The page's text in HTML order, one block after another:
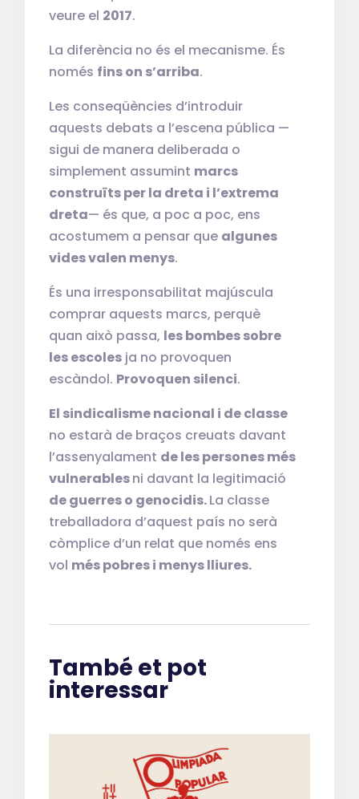
veure el 2017.
La diferència no és el mecanisme. És
només fins on s’arriba.
Les conseqüències d’introduir
aquests debats a l’escena pública —
sigui de manera deliberada o
simplement assumint marcs
construïts per la dreta i l’extrema
dreta— és que, a poc a poc, ens
acostumem a pensar que algunes
vides valen menys.
És una irresponsabilitat majúscula
comprar aquests marcs, perquè
quan això passa, les bombes sobre
les escoles ja no provoquen
escàndol. Provoquen silenci.
El sindicalisme nacional i de classe
no estarà de braços creuats davant
l’assenyalament de les persones més
vulnerablesni davant la legitimació
de guerres o genocidis.La classe
treballadora d’aquest país no serà
còmplice d’un relat que només ens
vol més pobres i menys lliures.
També et pot
interessar